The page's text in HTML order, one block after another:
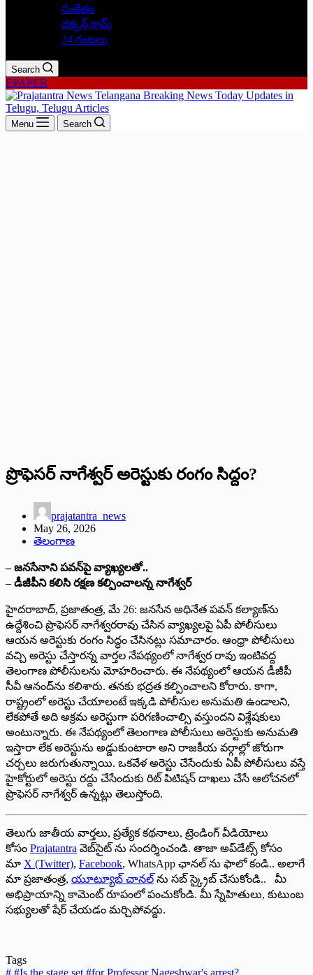
సంకేతం
దక్కన్.కామ్
24 గంటలు
Search
EPAPER
Menu Search
ప్రొఫెసర్ నాగేశ్వర్ అరెస్టుకు రంగం సిద్దం?
prajatantra_news
May 26, 2026
తెలంగాణ
– జనసేనాని పవన్‌పై వ్యాఖ్యలతో..
– డీజీపీని కలిసి రక్షణ కల్పించాలన్న నాగేశ్వర్
హైదరాబాద్, ప్రజాతంత్ర, మే 26: జనసేన అధినేత పవన్ కల్యాణ్‌ను
ఉద్దేశించి ప్రొఫెసర్ నాగేశ్వరరావు చేసిన వ్యాఖ్యలపై ఏపీ పోలీసులు
ఆయన అరెస్టుకు రంగం సిద్ధం చేసినట్లు సమాచారం. ఆంధ్రా పోలీసులు
వచ్చి అరెస్టు చేస్తారన్న వార్తల నేపథ్యంలో నాగేశ్వర రావు ఇంటివద్ద
తెలంగాణ పోలీసులను మోహరించారు. ఈ నేపథ్యంలో ఆయన డీజీపీ
సీవీ ఆనంద్‌ను కలిశారు. తనకు భద్రత కల్పించాలని కోరారు. కాగా,
రాష్ట్రంలో అరెస్టు చేయాలంటే ఇక్కడి పోలీసుల అనుమతి ఉండాలని,
లేకపోతే అది అక్రమ అరెస్టుగా పరిగణించాల్సి వస్తుందని విశ్లేషకులు
అంటున్నారు. ఈ నేపథ్యంలో తెలంగాణ పోలీసులు అరెస్టుకు అనుమతి
ఇస్తారా లేక అరెస్టును అడ్డుకుంటారా అని రాజకీయ వర్గాల్లో జోరుగా
చర్చలు జరుగుతున్నాయి. ఒకవేళ అరెస్టు చేసేందుకు ఏపీ పోలీసులు వస్తే
హైకోర్టులో అరెస్టు రద్దు చేసేందుకు రిట్ పిటిషన్ దాఖలు చేసే ఆలోచనలో
ప్రొఫెసర్ నాగేశ్వర్ ఉన్నట్లు తెలుస్తోంది.
తెలుగు జాతీయ వార్తలు, ప్రత్యేక కథనాలు, ట్రెండింగ్ వీడియోలు
కోసం Prajatantra వెబ్‌సైట్ ను సందర్శించండి. తాజా అప్‌డేట్స్ కోసం
మా X (Twitter), Facebook, WhatsApp ఛానల్ ను ఫాలో కండి.. అలాగే
మా ప్రజాతంత్ర, యూట్యూబ్ చానల్ ను సబ్ స్క్రైబ్ చేసుకోండి.. మీ
అభిప్రాయాన్ని కామెంట్ రూపంలో పంచుకోండి. మీ స్నేహితులు, కుటుంబ
సభ్యులతో షేర్ చేయడం మర్చిపోవద్దు.
Tags
# #Is the stage set #for Professor Nageshwar's arrest?